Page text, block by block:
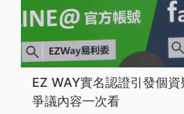
EZ WAY實名認證引發個
爭議內容一次看